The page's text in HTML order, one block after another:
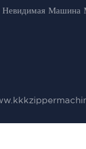
Невидимая Машина